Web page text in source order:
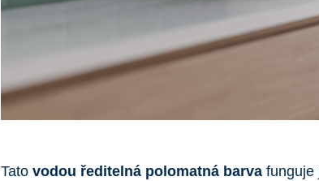
Tato vodou ředitelná polomatná barva funguje